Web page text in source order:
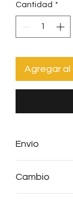
Cantidad *
Agregar al
Envío
La Lima, y
El costo de
Cambio